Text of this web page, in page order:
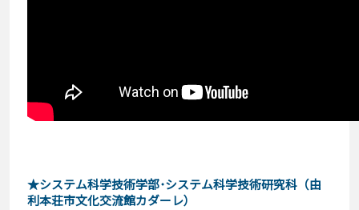
★システム科学技術学部･システム科学技術研究科（由
利本荘市文化交流館カダーレ）